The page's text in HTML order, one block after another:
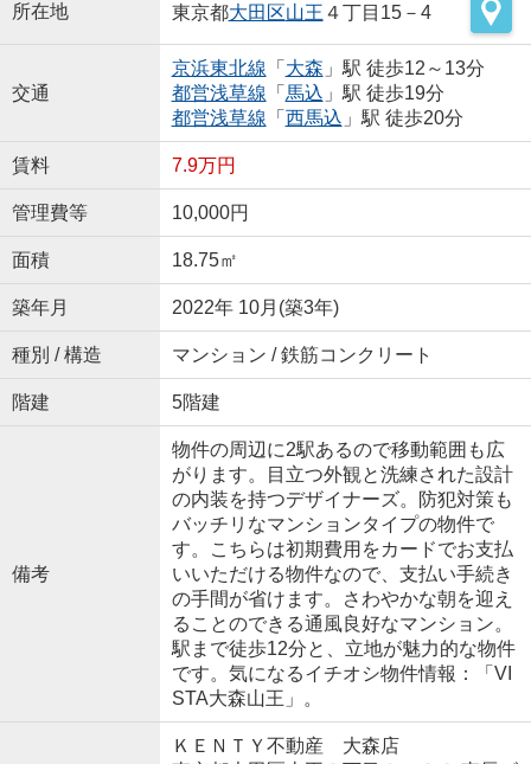
所在地 東京都大田区山王 ４丁目15－4
交通
京浜東北線 「 大森 」駅 徒歩12～13分
都営浅草線 「 馬込 」駅 徒歩19分
都営浅草線 「 西馬込 」駅 徒歩20分
賃料 7.9万円
管理費等 10,000円
面積 18.75㎡
築年月 2022年 10月(築3年)
種別 / 構造 マンション / 鉄筋コンクリート
階建 5階建
備考
物件の周辺に2駅あるので移動範囲も広
がります。目立つ外観と洗練された設計
の内装を持つデザイナーズ。防犯対策も
バッチリなマンションタイプの物件で
す。こちらは初期費用をカードでお支払
いいただける物件なので、支払い手続き
の手間が省けます。さわやかな朝を迎え
ることのできる通風良好なマンション。
駅まで徒歩12分と、立地が魅力的な物件
です。気になるイチオシ物件情報：「VI
STA大森山王」。
ＫＥＮＴＹ不動産 大森店